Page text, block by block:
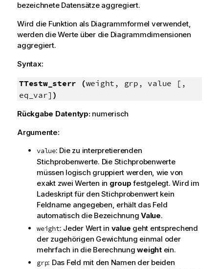
bezeichnete Datensätze aggregiert.
Wird die Funktion als Diagrammformel verwendet,
werden die Werte über die Diagrammdimensionen
aggregiert.
Syntax:
TTestw_sterr (weight, grp, value [,
eq_var] )
Rückgabe Datentyp: numerisch
Argumente:
value: Die zu interpretierenden
Stichprobenwerte. Die Stichprobenwerte
müssen logisch gruppiert werden, wie von
exakt zwei Werten in group festgelegt. Wird im
Ladeskript für den Stichprobenwert kein
Feldname angegeben, erhält das Feld
automatisch die Bezeichnung Value.
weight: Jeder Wert in value geht entsprechend
der zugehörigen Gewichtung einmal oder
mehrfach in die Berechnungweightein.
grp: Das Feld mit den Namen der beiden